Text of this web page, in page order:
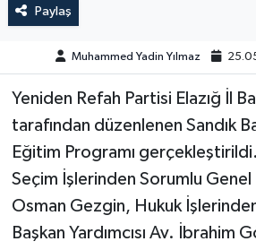
Paylaş
Muhammed Yadin Yılmaz
Yeniden Refah Partisi Elazığ İl
tarafından düzenlenen Sandık
Eğitim Programı
Seçim İşlerinden Sorumlu Genel
Osman Gezgin, Hukuk
Başkan Yardımcısı Av. İbrahim
ÖZEL HABER
POLİTİKA
SAĞLIK
SİYASET